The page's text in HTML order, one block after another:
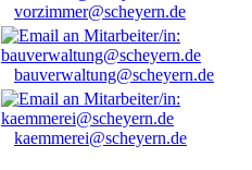
vorzimmer@scheyern.de
bauverwaltung@scheyern.de
kaemmerei@scheyern.de